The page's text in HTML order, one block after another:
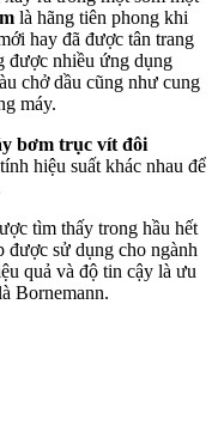
là hãng tiên phong khi
hay đã được tân trang
được nhiều ứng dụng
chở dầu cũng như cung
máy.
bơm trục vít đôi
hiệu suất khác nhau để
tìm thấy trong hầu hết
được sử dụng cho ngành
quả và độ tin cậy là ưu
Bornemann.